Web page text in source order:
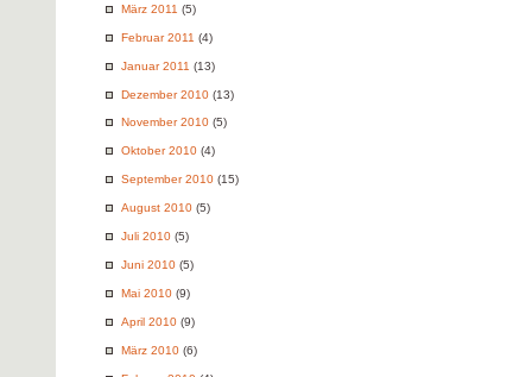
März 2011 (5)
Februar 2011 (4)
Januar 2011 (13)
Dezember 2010 (13)
November 2010 (5)
Oktober 2010 (4)
September 2010 (15)
August 2010 (5)
Juli 2010 (5)
Juni 2010 (5)
Mai 2010 (9)
April 2010 (9)
März 2010 (6)